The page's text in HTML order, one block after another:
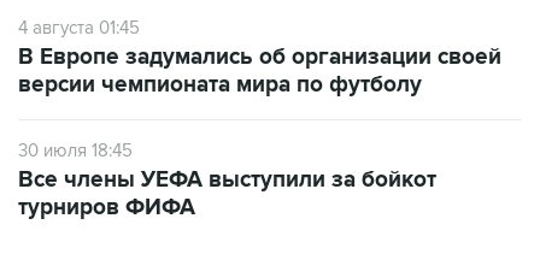
4 августа 01:45
В Европе задумались об организации своей
версии чемпионата мира по футболу
30 июля 18:45
Все члены УЕФА выступили за бойкот
турниров ФИФА